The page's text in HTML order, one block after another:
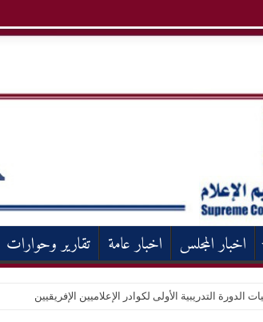
اخبار المجلس اخبار عامة تقارير وحوارات
الدورة التدريبية الأولى لكوادر الإعلاميين الإفريقيين